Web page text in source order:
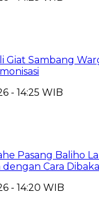
Giat Sambang
- 14:25 WIB
Pasang Baliho
Cara
- 14:20 WIB